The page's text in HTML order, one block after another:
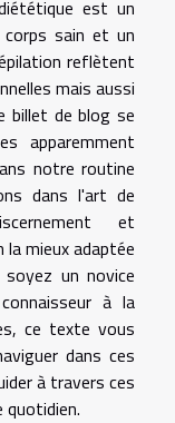
est un
sain et un
reflètent
mais aussi
billet de blog se
apparemment
notre routine
dans l'art de
et
mieux adaptée
un novice
à la
ce texte vous
dans ces
à travers ces